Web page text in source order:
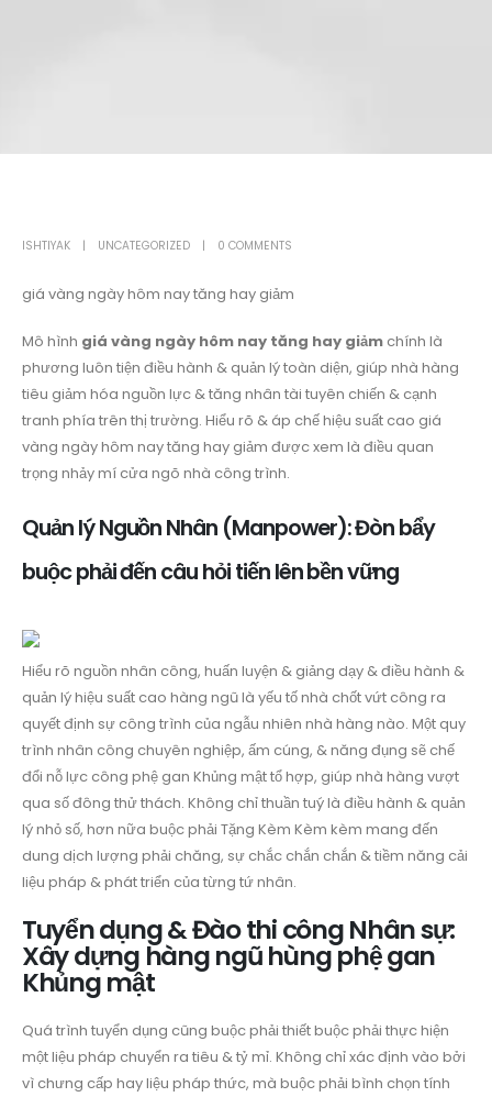
ISHTIYAK UNCATEGORIZED 0 COMMENTS
giá vàng ngày hôm nay tăng hay giảm
Mô hình giá vàng ngày hôm nay tăng hay giảm chính là
phương luôn tiện điều hành & quản lý toàn diện, giúp nhà hàng
tiêu giảm hóa nguồn lực & tăng nhân tài tuyên chiến & cạnh
tranh phía trên thị trường. Hiểu rõ & áp chế hiệu suất cao giá
vàng ngày hôm nay tăng hay giảm được xem là điều quan
trọng nhảy mí cửa ngõ nhà công trình.
Quản lý Nguồn Nhân (Manpower): Đòn bẩy
buộc phải đến câu hỏi tiến lên bền vững
Hiểu rõ nguồn nhân công, huấn luyện & giảng dạy & điều hành &
quản lý hiệu suất cao hàng ngũ là yếu tố nhà chốt vứt công ra
quyết định sự công trình của ngẫu nhiên nhà hàng nào. Một quy
trình nhân công chuyên nghiệp, ấm cúng, & năng đụng sẽ chế
đổi nỗ lực công phệ gan Khủng mật tổ hợp, giúp nhà hàng vượt
qua số đông thử thách. Không chỉ thuần tuý là điều hành & quản
lý nhỏ số, hơn nữa buộc phải Tặng Kèm Kèm kèm mang đến
dung dịch lượng phải chăng, sự chắc chắn chắn & tiềm năng cải
liệu pháp & phát triển của từng tứ nhân.
Tuyển dụng & Đào thi công Nhân sự:
Xây dựng hàng ngũ hùng phệ gan
Khủng mật
Quá trình tuyển dụng cũng buộc phải thiết buộc phải thực hiện
một liệu pháp chuyển ra tiêu & tỷ mỉ. Không chỉ xác định vào bởi
vì chưng cấp hay liệu pháp thức, mà buộc phải bình chọn tính